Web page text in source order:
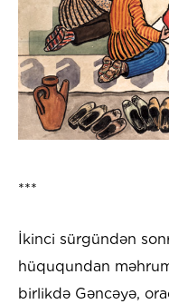
***
İkinci sürgündən
hüququndan
birlikdə Gəncəyə,